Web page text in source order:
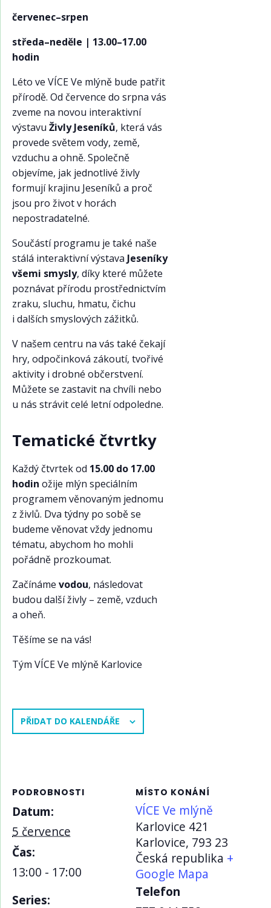
červenec–srpen
středa–neděle | 13.00–17.00
hodin
Léto ve VÍCE Ve mlýně bude patřit
přírodě. Od července do srpna vás
zveme na novou interaktivní
výstavu Živly Jeseníků, která vás
provede světem vody, země,
vzduchu a ohně. Společně
objevíme, jak jednotlivé živly
formují krajinu Jeseníků a proč
jsou pro život v horách
nepostradatelné.
Součástí programu je také naše
stálá interaktivní výstava Jeseníky
všemi smysly, díky které můžete
poznávat přírodu prostřednictvím
zraku, sluchu, hmatu, čichu
i dalších smyslových zážitků.
V našem centru na vás také čekají
hry, odpočinková zákoutí, tvořivé
aktivity i drobné občerstvení.
Můžete se zastavit na chvíli nebo
u nás strávit celé letní odpoledne.
Tematické čtvrtky
Každý čtvrtek od 15.00 do 17.00
hodin ožije mlýn speciálním
programem věnovaným jednomu
z živlů. Dva týdny po sobě se
budeme věnovat vždy jednomu
tématu, abychom ho mohli
pořádně prozkoumat.
Začínáme vodou, následovat
budou další živly – země, vzduch
a oheň.
Těšíme se na vás!
Tým VÍCE Ve mlýně Karlovice
PŘIDAT DO KALENDÁŘE
PODROBNOSTI
Datum:
5 července
Čas:
13:00 - 17:00
Series:
MÍSTO KONÁNÍ
VÍCE Ve mlýně
Karlovice 421
Karlovice, 793 23
Česká republika +
Google Mapa
Telefon